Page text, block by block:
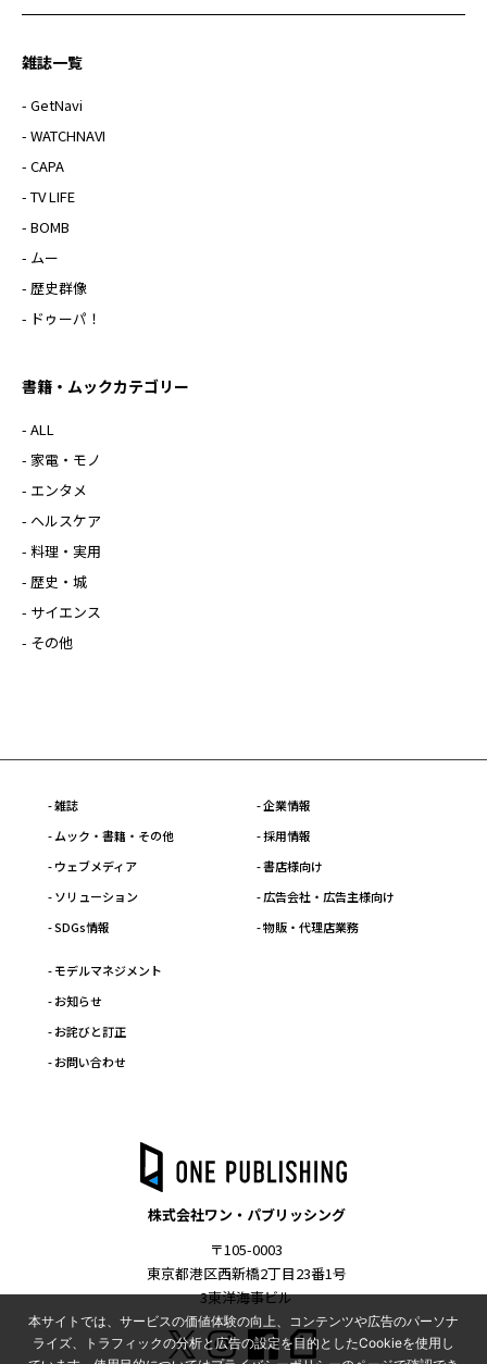
雑誌一覧
- GetNavi
- WATCHNAVI
- CAPA
- TV LIFE
- BOMB
- ムー
- 歴史群像
- ドゥーパ！
書籍・ムックカテゴリー
- ALL
- 家電・モノ
- エンタメ
- ヘルスケア
- 料理・実用
- 歴史・城
- サイエンス
- その他
- 雑誌
- ムック・書籍・その他
- ウェブメディア
- ソリューション
- SDGs情報
- 企業情報
- 採用情報
- 書店様向け
- 広告会社・広告主様向け
- 物販・代理店業務
- モデルマネジメント
- お知らせ
- お詫びと訂正
- お問い合わせ
株式会社ワン・パブリッシング
〒105-0003
東京都港区西新橋2丁目23番1号
3東洋海事ビル
本サイトでは、サービスの価値体験の向上、コンテンツや広告のパーソナ
ライズ、トラフィックの分析と広告の設定を目的としたCookieを使用し